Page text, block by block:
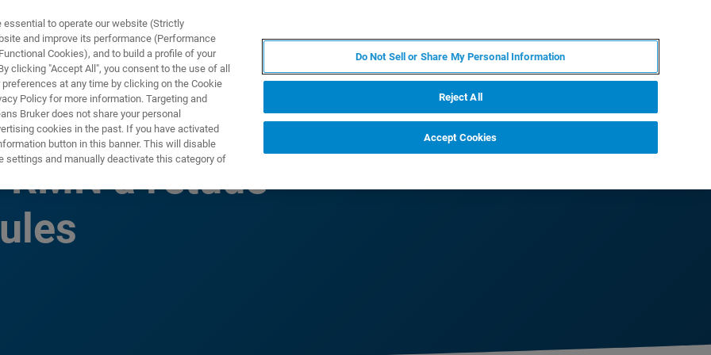
PRESTATIONS DE SERVICE
à l'étude
to operate our website (Strictly
and improve its performance (Performance
Cookies), and to build a profile of your
clicking "Accept All", you consent to the use of all
at any time by clicking on the Cookie
Policy for more information. Targeting and
Bruker does not share your personal
cookies in the past. If you have activated
button in this banner. This will disable
settings and manually deactivate this category of
Do Not Sell or Share My Personal Information
Reject All
Accept Cookies